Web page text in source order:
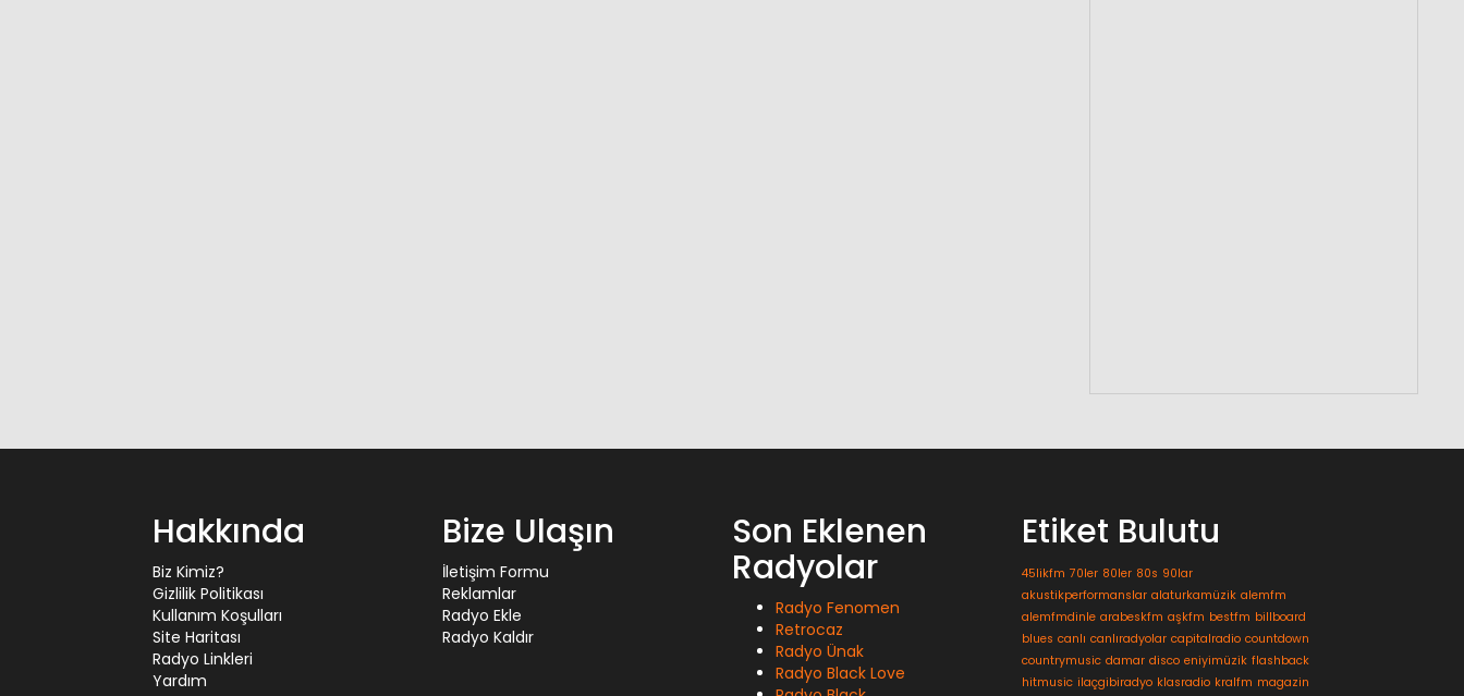
Hakkında
Biz Kimiz?
Gizlilik Politikası
Kullanım Koşulları
Site Haritası
Radyo Linkleri
Yardım
Bize Ulaşın
İletişim Formu
Reklamlar
Radyo Ekle
Radyo Kaldır
Son Eklenen
Radyolar
Radyo Fenomen
Retrocaz
Radyo Ünak
Radyo Black Love
Etiket Bulutu
45likfm 70ler 80ler 80s 90lar
akustikperformanslar alaturkamüzik alemfm
alemfmdinle arabeskfm aşkfm bestfm billboard
blues canlı canlıradyolar capitalradio countdown
countrymusic damar disco eniyimüzik flashback
hitmusic ilaçgibiradyo klasradio kralfm magazin